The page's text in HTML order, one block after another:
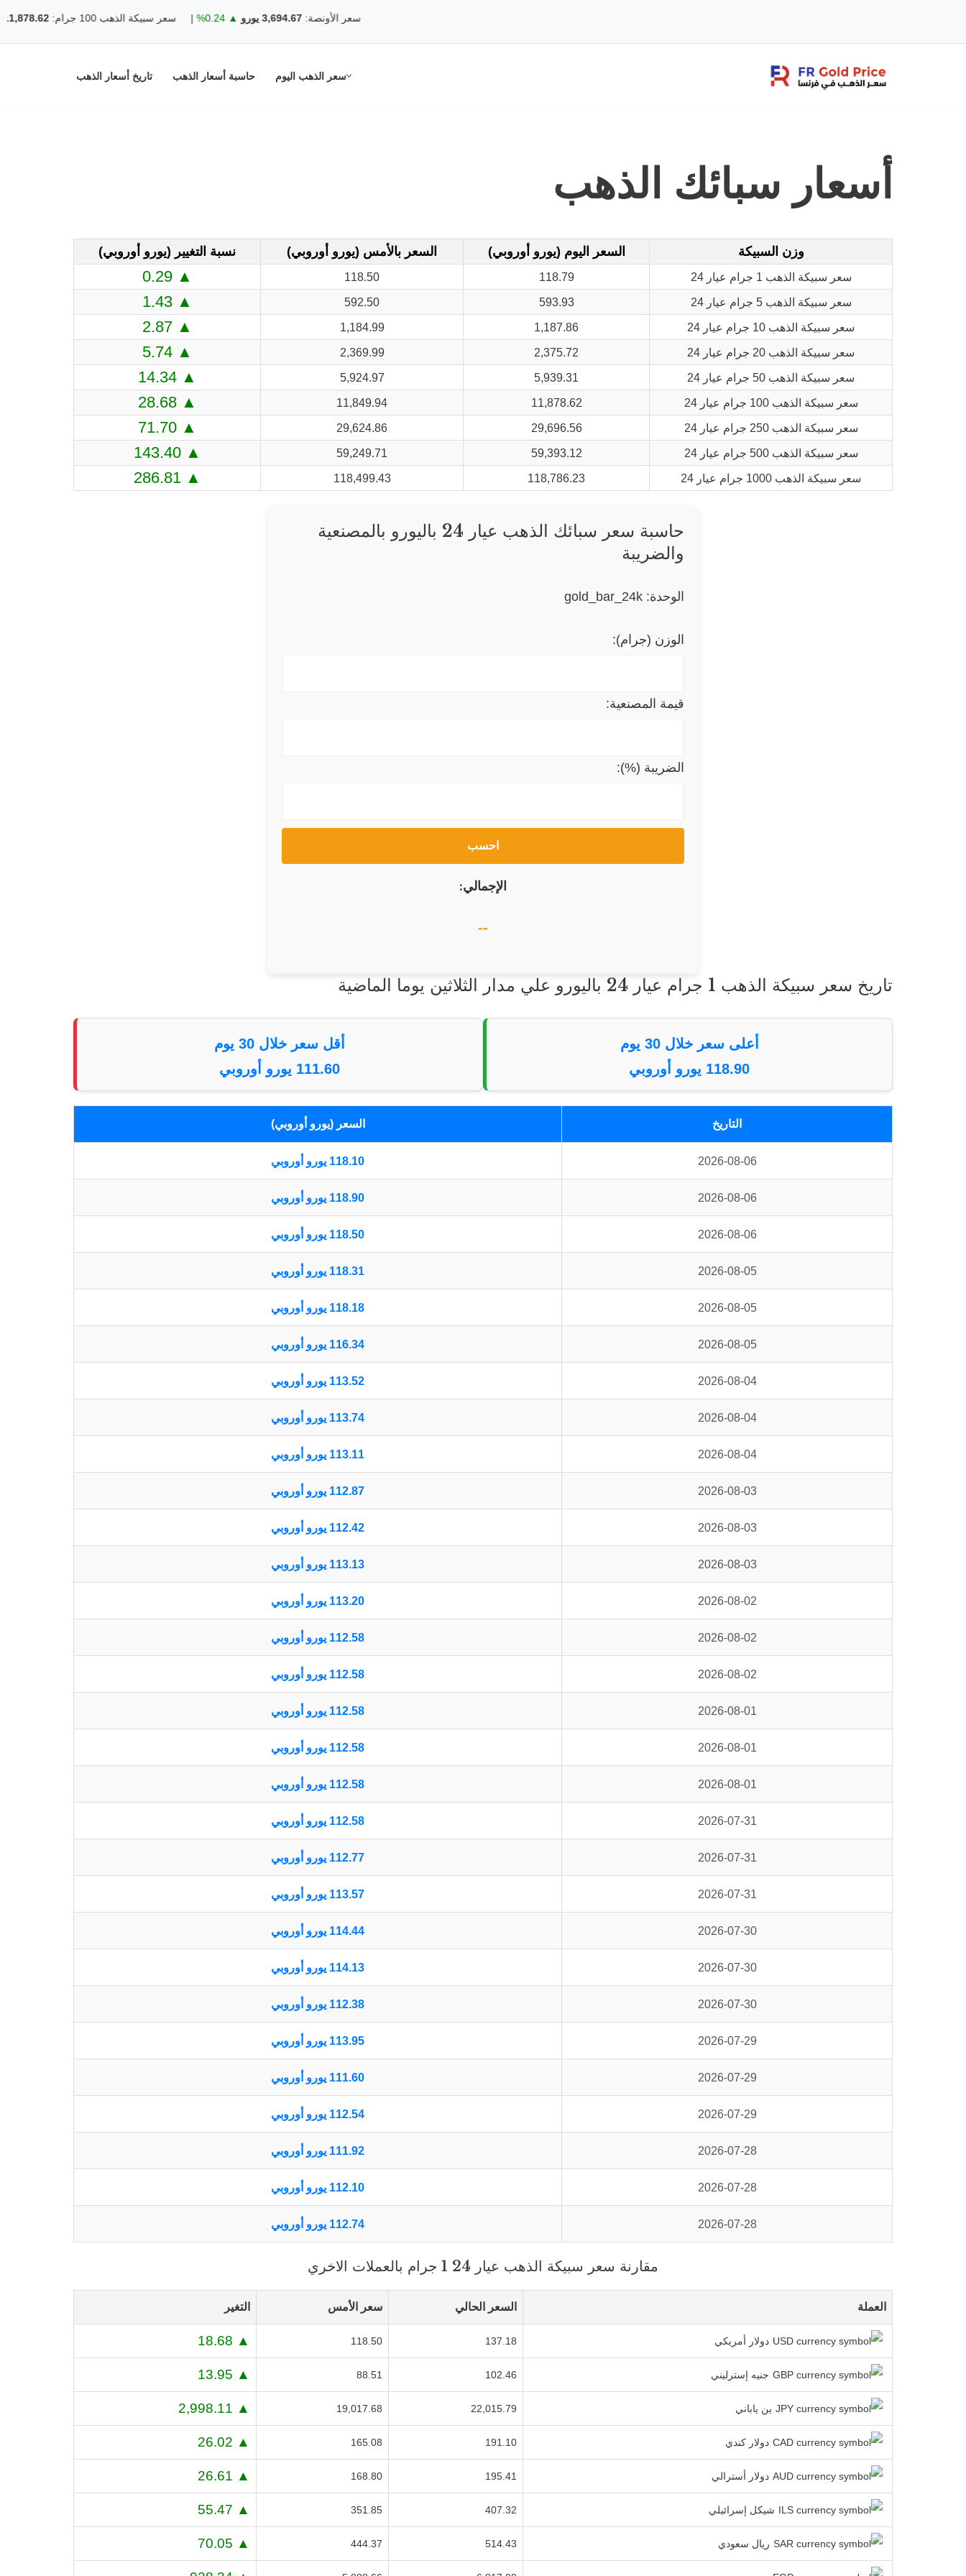
سعر الأونصة:3,694.67 يورو ▲ 0.24%
| سعر سبيكة الذهب 100 جرام: 11,878.62 يورو ▲ 0.24%
سعر الذهب اليوم حاسبة أسعار الذهب تاريخ أسعار الذهب
أسعار سبائك الذهب
وزن السبيكة السعر اليوم (يورو أوروبي) السعر بالأمس (يورو أوروبي) نسبة التغيير (يورو أوروبي)
سعر سبيكة الذهب 1 جرام عيار 24 118.79
118.50
▲ 0.29
سعر سبيكة الذهب 5 جرام عيار 24 593.93
592.50
▲ 1.43
سعر سبيكة الذهب 10 جرام عيار 24 1,187.86
1,184.99
▲ 2.87
سعر سبيكة الذهب 20 جرام عيار 24 2,375.72
2,369.99
▲ 5.74
سعر سبيكة الذهب 50 جرام عيار 24 5,939.31
5,924.97
▲ 14.34
سعر سبيكة الذهب 100 جرام عيار 24 11,878.62
11,849.94
▲ 28.68
سعر سبيكة الذهب 250 جرام عيار 24 29,696.56
29,624.86
▲ 71.70
سعر سبيكة الذهب 500 جرام عيار 24 59,393.12
59,249.71
▲ 143.40
سعر سبيكة الذهب 1000 جرام عيار 24 118,786.23
118,499.43
▲ 286.81
حاسبة سعر سبائك الذهب عيار 24 باليورو بالمصنعية
والضريبة
الوحدة: gold_bar_24k
الوزن (جرام):
قيمة المصنعية:
الضريبة (%):
احسب
الإجمالي:
--
تاريخ سعر سبيكة الذهب 1 جرام عيار 24 باليورو علي مدار الثلاثين يوما الماضية
أعلى سعر خلال 30 يوم
118.90 يورو أوروبي
أقل سعر خلال 30 يوم
111.60 يورو أوروبي
التاريخ السعر (يورو أوروبي)
2026-08-06 118.10 يورو أوروبي
2026-08-06 118.90 يورو أوروبي
2026-08-06 118.50 يورو أوروبي
2026-08-05 118.31 يورو أوروبي
2026-08-05 118.18 يورو أوروبي
2026-08-05 116.34 يورو أوروبي
2026-08-04 113.52 يورو أوروبي
2026-08-04 113.74 يورو أوروبي
2026-08-04 113.11 يورو أوروبي
2026-08-03 112.87 يورو أوروبي
2026-08-03 112.42 يورو أوروبي
2026-08-03 113.13 يورو أوروبي
2026-08-02 113.20 يورو أوروبي
2026-08-02 112.58 يورو أوروبي
2026-08-02 112.58 يورو أوروبي
2026-08-01 112.58 يورو أوروبي
2026-08-01 112.58 يورو أوروبي
2026-08-01 112.58 يورو أوروبي
2026-07-31 112.58 يورو أوروبي
2026-07-31 112.77 يورو أوروبي
2026-07-31 113.57 يورو أوروبي
2026-07-30 114.44 يورو أوروبي
2026-07-30 114.13 يورو أوروبي
2026-07-30 112.38 يورو أوروبي
2026-07-29 113.95 يورو أوروبي
2026-07-29 111.60 يورو أوروبي
2026-07-29 112.54 يورو أوروبي
2026-07-28 111.92 يورو أوروبي
2026-07-28 112.10 يورو أوروبي
2026-07-28 112.74 يورو أوروبي
مقارنة سعر سبيكة الذهب عيار 24 1 جرام بالعملات الاخري
العملة السعر الحالي سعر الأمس التغير
دولار أمريكي 137.18
118.50
▲ 18.68
جنيه إسترليني 102.46
88.51
▲ 13.95
ين ياباني 22,015.79
19,017.68
▲ 2,998.11
دولار كندي 191.10
165.08
▲ 26.02
دولار أسترالي 195.41
168.80
▲ 26.61
شيكل إسرائيلي 407.32
351.85
▲ 55.47
ريال سعودي 514.43
444.37
▲ 70.05